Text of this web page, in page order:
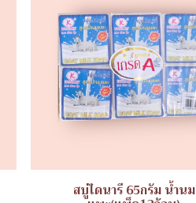
สบู่ไดนารี 65กรัม น้ำนม